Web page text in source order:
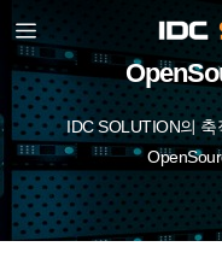
IDC SOLUTION의